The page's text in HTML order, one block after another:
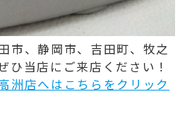
市、静岡市、吉田町、牧之
ひ当店にご来店ください！
洲店へはこちらをクリック